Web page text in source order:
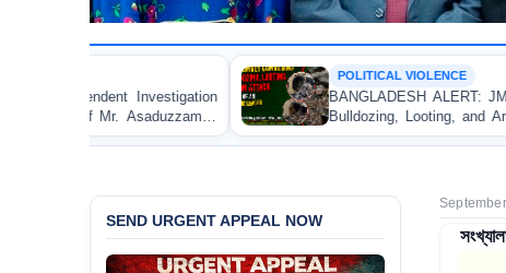
POLITICAL VIOLENCE
BANGLADESH ALERT: JMBF Strongly
Bulldozing, Looting, and Arson Attack on the
an Awami League Leader in Patuakhali
SEND URGENT APPEAL NOW